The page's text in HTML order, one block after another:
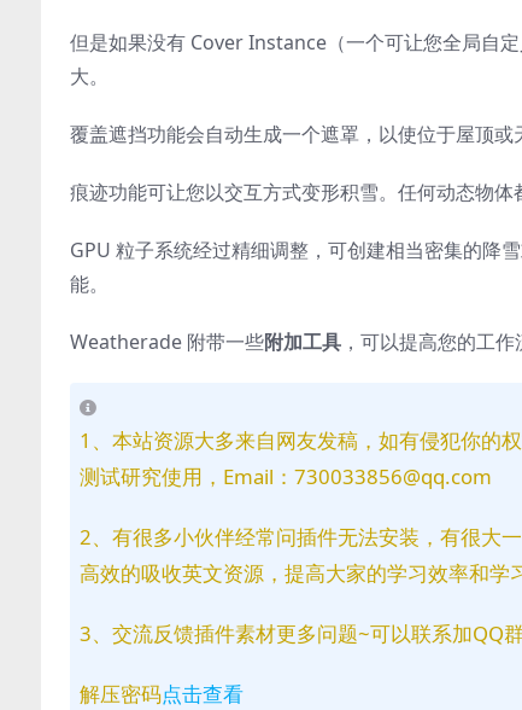
但是如果没有 Cover Instance（一个可让您全局自
大。
覆盖遮挡功能会自动生成一个遮罩，以使位于屋顶或
痕迹功能可让您以交互方式变形积雪。任何动态物体
GPU 粒子系统经过精细调整，可创建相当密集的降
能。
Weatherade 附带一些附加工具 ，可以提高您的工作
1、本站资源大多来自网友发稿，如有侵犯你的
测试研究使用，Email：730033856@qq.com
2、有很多小伙伴经常问插件无法安装，有很大
高效的吸收英文资源，提高大家的学习效率和学
3、交流反馈插件素材更多问题~可以联系加QQ
解压密码点击查看